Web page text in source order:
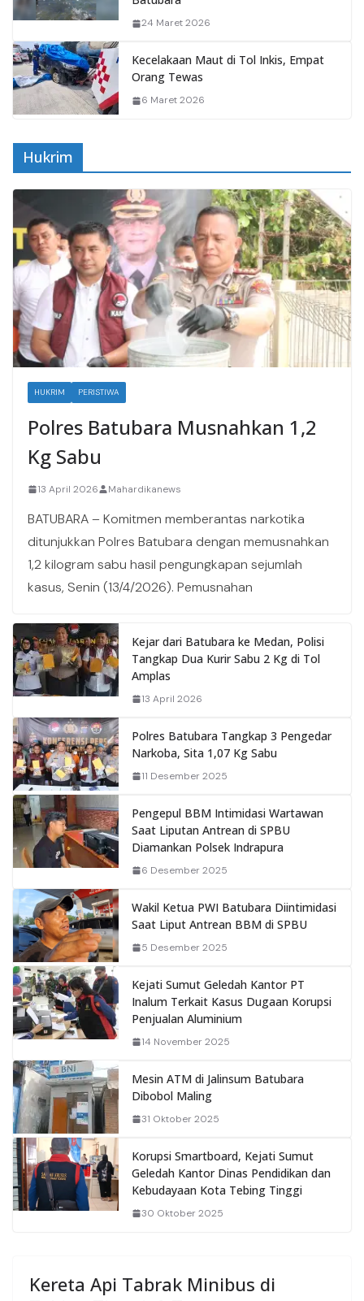
24 Maret 2026
Kecelakaan Maut di Tol Inkis, Empat
Orang Tewas
6 Maret 2026
Hukrim
HUKRIM PERISTIWA
Polres Batubara Musnahkan 1,2
Kg Sabu
13 April 2026 Mahardikanews
BATUBARA – Komitmen memberantas narkotika
ditunjukkan Polres Batubara dengan memusnahkan
1,2 kilogram sabu hasil pengungkapan sejumlah
kasus, Senin (13/4/2026). Pemusnahan
Kejar dari Batubara ke Medan, Polisi
Tangkap Dua Kurir Sabu 2 Kg di Tol
Amplas
13 April 2026
Polres Batubara Tangkap 3 Pengedar
Narkoba, Sita 1,07 Kg Sabu
11 Desember 2025
Pengepul BBM Intimidasi Wartawan
Saat Liputan Antrean di SPBU
Diamankan Polsek Indrapura
6 Desember 2025
Wakil Ketua PWI Batubara Diintimidasi
Saat Liput Antrean BBM di SPBU
5 Desember 2025
Kejati Sumut Geledah Kantor PT
Inalum Terkait Kasus Dugaan Korupsi
Penjualan Aluminium
14 November 2025
Mesin ATM di Jalinsum Batubara
Dibobol Maling
31 Oktober 2025
Korupsi Smartboard, Kejati Sumut
Geledah Kantor Dinas Pendidikan dan
Kebudayaan Kota Tebing Tinggi
30 Oktober 2025
Kereta Api Tabrak Minibus di